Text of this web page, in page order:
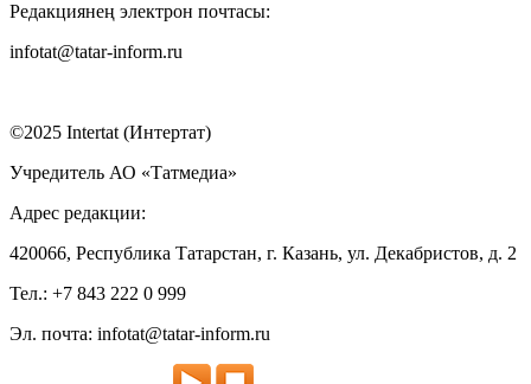
Редакциянең электрон почтасы:
infotat@tatar-inform.ru
©2025 Intertat (Интертат)
Учредитель АО «Татмедиа»
Адрес редакции:
420066, Республика Татарстан, г. Казань, ул. Декабристов, д. 2
Тел.: +7 843 222 0 999
Эл. почта: infotat@tatar-inform.ru